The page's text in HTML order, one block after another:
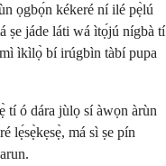
ọgbọ́n kékeré ní ilé pẹ̀lú
ṣe jáde láti wá ìtọ́jú nígbà tí
ìkìlọ̀ bí irúgbìn tàbí pupa
tí ó dára jùlọ sí àwọn àrùn
lẹ́sẹ̀kẹsẹ̀, má sì ṣe pín